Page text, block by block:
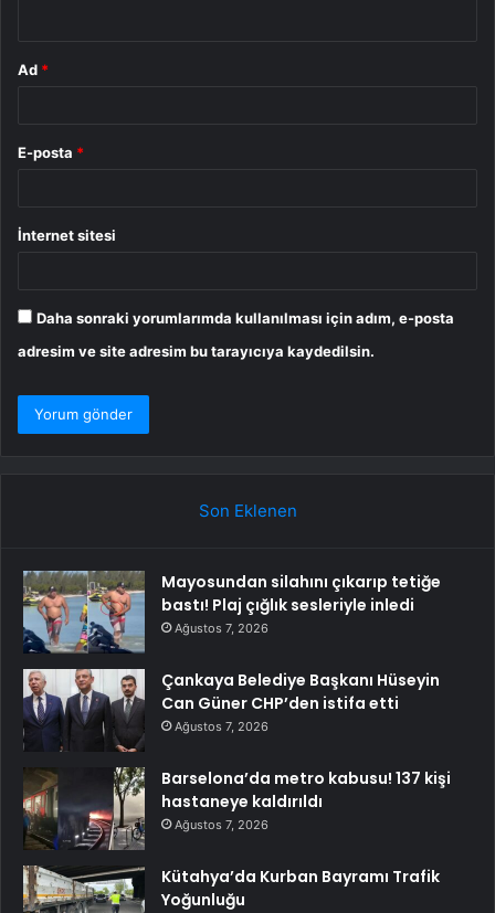
Ad *
E-posta *
İnternet sitesi
Daha sonraki yorumlarımda kullanılması için adım, e-posta
adresim ve site adresim bu tarayıcıya kaydedilsin.
Son Eklenen
Mayosundan silahını çıkarıp tetiğe
bastı! Plaj çığlık sesleriyle inledi
Ağustos 7, 2026
Çankaya Belediye Başkanı Hüseyin
Can Güner CHP’den istifa etti
Ağustos 7, 2026
Barselona’da metro kabusu! 137 kişi
hastaneye kaldırıldı
Ağustos 7, 2026
Kütahya’da Kurban Bayramı Trafik
Yoğunluğu